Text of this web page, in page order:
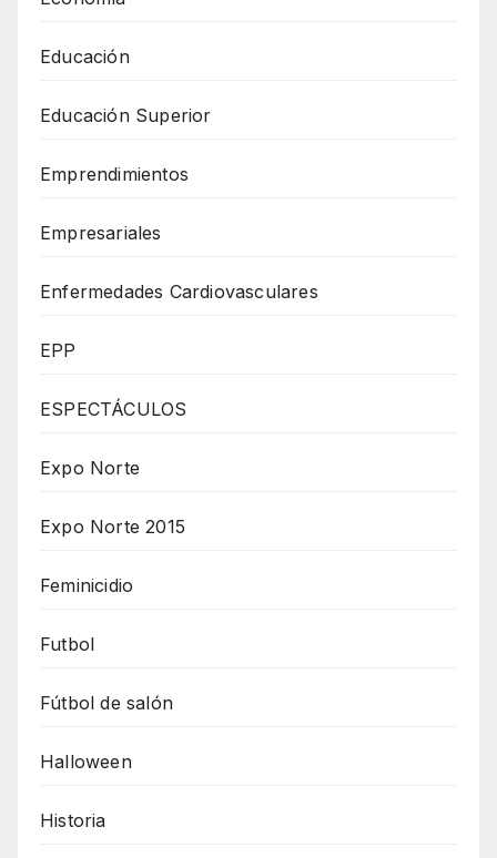
Educación
Educación Superior
Emprendimientos
Empresariales
Enfermedades Cardiovasculares
EPP
ESPECTÁCULOS
Expo Norte
Expo Norte 2015
Feminicidio
Futbol
Fútbol de salón
Halloween
Historia